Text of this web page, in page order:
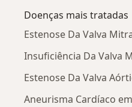
Doenças mais tratadas
Estenose Da Valva
Insuficiência Da Valva
Estenose Da Valva
Aneurisma Cardíaco